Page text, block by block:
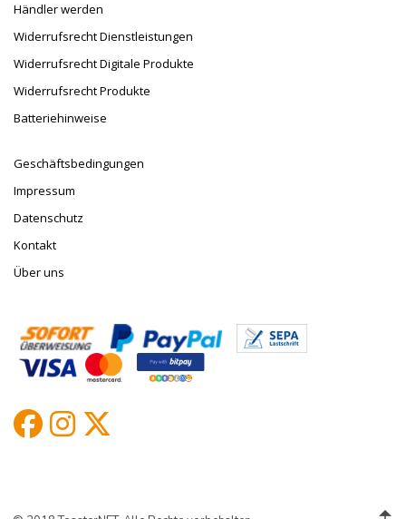
Händler werden
Widerrufsrecht Dienstleistungen
Widerrufsrecht Digitale Produkte
Widerrufsrecht Produkte
Batteriehinweise
Geschäftsbedingungen
Impressum
Datenschutz
Kontakt
Über uns